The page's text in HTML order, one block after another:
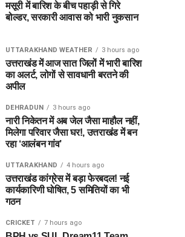
मसूरी में बारिश के बीच पहाड़ी से गिरे
बोल्डर, सरकारी आवास को भारी नुकसान
UTTARAKHAND WEATHER 3 hours ago
उत्तराखंड में आज सात जिलों में भारी बारिश
का अलर्ट, लोगों से सावधानी बरतने की
अपील
DEHRADUN 3 hours ago
नारी निकेतन में अब जेल जैसा माहौल नहीं,
मिलेगा परिवार जैसा घर!, उत्तराखंड में बन
रहा ‘आलंबन गांव’
UTTARAKHAND 4 hours ago
उत्तराखंड कांग्रेस में बड़ा फेरबदल! नई
कार्यकारिणी घोषित, 5 समितियों का भी
गठन
CRICKET 7 hours ago